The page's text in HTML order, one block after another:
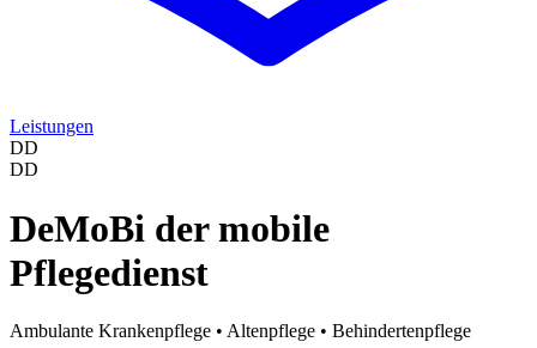
Leistungen
DD
DD
DeMoBi der mobile
Pflegedienst
Ambulante Krankenpflege • Altenpflege • Behindertenpflege